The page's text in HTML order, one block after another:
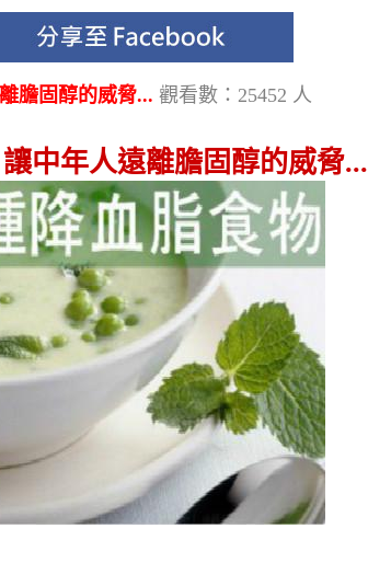
膽固醇的威脅... 觀看數：25452 人
中年人遠離膽固醇的威脅...